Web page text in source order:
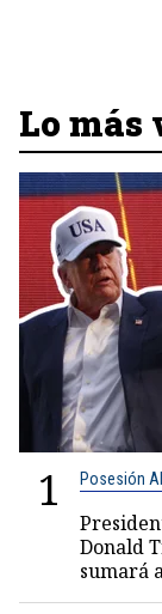
Lo más
1 Posesión
Donald
sumará